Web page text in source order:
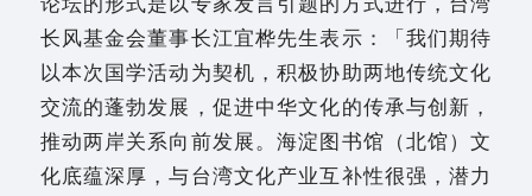
长风基金会董事长江宜桦先生表示：「我们期待
以本次国学活动为契机，积极协助两地传统文化
交流的蓬勃发展，促进中华文化的传承与创新，
推动两岸关系向前发展。海淀图书馆（北馆）文
化底蕴深厚，与台湾文化产业互补性很强，潜力